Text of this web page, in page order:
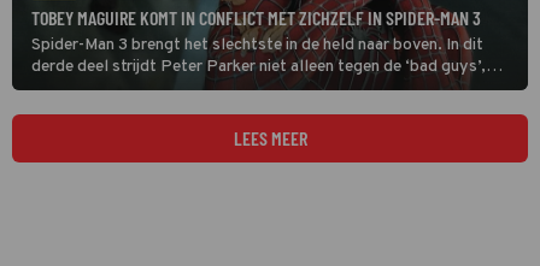
TOBEY MAGUIRE KOMT IN CONFLICT MET ZICHZELF IN SPIDER-MAN 3
Spider-Man 3 brengt het slechtste in de held naar boven. In dit
derde deel strijdt Peter Parker niet alleen tegen de ‘bad guys’,
maar ook tegen het kwaad in zichzelf.
LEES MEER